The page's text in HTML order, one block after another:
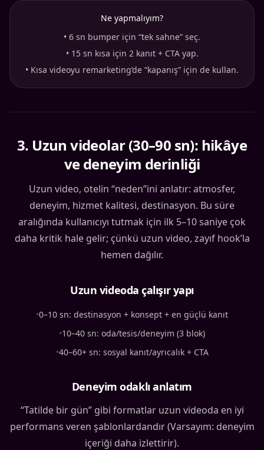
Ne yapmalıyım?
• 6 sn bumper için “tek sahne” seç.
• 15 sn kısa için 2 kanıt + CTA yap.
• Kısa videoyu remarketing’de “kapanış” için de kullan.
3. Uzun videolar (30–90 sn): hikâye
ve deneyim derinliği
Uzun video, otelin “neden”ini anlatır: atmosfer,
deneyim, hizmet kalitesi, destinasyon. Bu süre
aralığında kullanıcıyı tutmak için ilk 5–10 saniye çok
daha kritik hale gelir; çünkü uzun video, zayıf hook’la
hemen dağılır.
Uzun videoda çalışır yapı
•0–10 sn: destinasyon + konsept + en güçlü kanıt
•10–40 sn: oda/tesis/deneyim (3 blok)
•40–60+ sn: sosyal kanıt/ayrıcalık + CTA
Deneyim odaklı anlatım
“Tatilde bir gün” gibi formatlar uzun videoda en iyi
performans veren şablonlardandır (Varsayım: deneyim
içeriği daha izlettirir).